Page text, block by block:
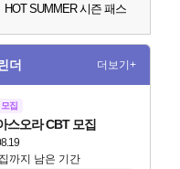
HOT SUMMER 시즌 패스
더 더보기+
모집
스오라 CBT 모집
까지 남은 기간